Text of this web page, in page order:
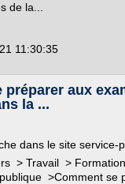
de la...
11:30:35
préparer aux
la ...
dans le site service-
> Travail >
>Comment se